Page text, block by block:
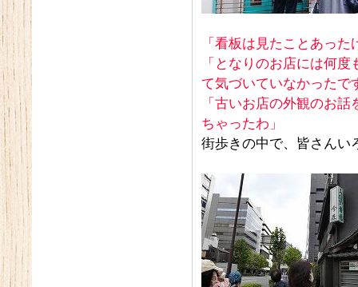
「看板は見たことあっ
「となりのお店には何
て気づいていなかったで
「古いお店の外観のお
ちゃったわ」
街歩きの中で、皆さんい